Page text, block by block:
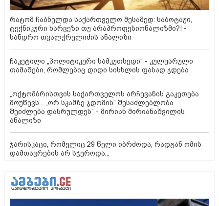
რატომ ჩაბნელდა საქართველო მესამედ: საბოტაჟი,
ტექნიკური ხარვეზი თუ არაპროფესიონალიზმი?! -
სანდრო თვალჭრელიძის ანალიზი
ჩაკეტილი „პოლიტიკური სამკუთხედი“ - კულუარული
თამაშები, რომლებიც დიდი სისხლის ფასად ჯდება
„ოქტომბრისთვის საქართველოს არჩევანის გაკეთება
მოუწევს... „ორ სკამზე ჯდომის“ შესაძლებლობა
შეიძლება დასრულდეს“ - მირიან მირიანაშვილის
ანალიზი
ჯარისკაცი, რომელიც 29 წელი იბრძოდა, რადგან ომის
დამთავრების არ სჯეროდა...